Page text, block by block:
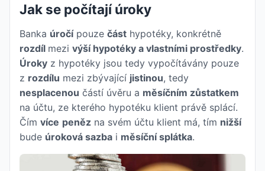
Jak se počítají úroky
Banka úročípouze část hypotéky, konkrétně
rozdíl mezi výší hypotéky a vlastními prostředky.
Úroky z hypotéky jsou tedy vypočítávány pouze
z rozdílu mezi zbývající jistinou, tedy
nesplacenou částí úvěru a měsíčním zůstatkem
na účtu, ze kterého hypotéku klient právě splácí.
Čím více peněz na svém účtu klient má, tím nižší
bude úroková sazba i měsíční splátka.